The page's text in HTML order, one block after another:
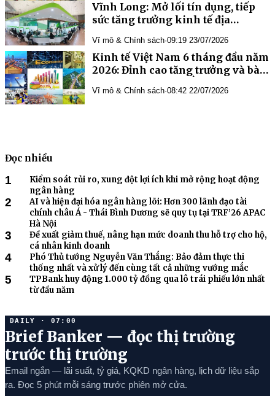
Vĩnh Long: Mở lối tín dụng, tiếp
sức tăng trưởng kinh tế địa
Vĩ mô & Chính sách·09:19 23/07/2026
Kinh tế Việt Nam 6 tháng đầu năm
2026: Đỉnh cao tăng trưởng và bài
Vĩ mô & Chính sách·08:42 22/07/2026
Đọc nhiều
1
Kiểm soát rủi ro, xung đột lợi ích khi mở rộng hoạt động
ngân hàng
2
chính châu Á - Thái Bình Dương sẽ quy tụ tại TRF’26 APAC
3
Đề xuất giảm thuế, nâng hạn mức doanh thu hỗ trợ cho hộ,
cá nhân kinh doanh
4
Phó Thủ tướng Nguyễn Văn Thắng: Bảo đảm thực thi
thống nhất và xử lý đến cùng tất cả những vướng mắc
5
TPBank huy động 1.000 tỷ đồng qua lô trái phiếu lớn nhất
từ đầu năm
DAILY · 07:00
Brief Banker — đọc thị trường
trước thị trường
Email ngắn — lãi suất, tỷ giá, KQKD ngân hàng, lịch dữ liệu sắp
ra. Đọc 5 phút mỗi sáng trước phiên mở cửa.